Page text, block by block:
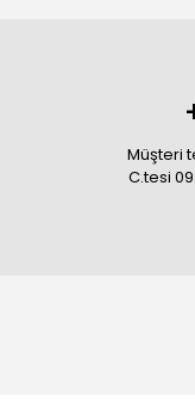
Müşteri
C.tesi